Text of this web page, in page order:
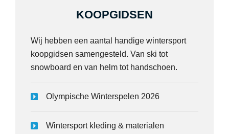
KOOPGIDSEN
Wij hebben een aantal handige wintersport
koopgidsen samengesteld. Van ski tot
snowboard en van helm tot handschoen.
Olympische Winterspelen 2026
Wintersport kleding & materialen